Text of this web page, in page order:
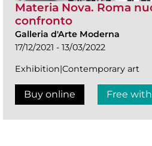
Materia Nova. Roma
confronto
Galleria d'Arte Moderna
17/12/2021 - 13/03/2022
Exhibition|Contemporary art
Buy online Free